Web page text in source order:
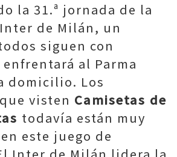
la 31.ª jornada de la
de Milán, un
siguen con
al Parma
domicilio. Los
visten Camisetas de
todavía están muy
este juego de